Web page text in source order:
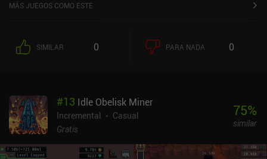
MÁS JUEGOS COMO ESTE
SIMILAR 0 PARA NADA 0
#13 Idle Obelisk Miner
Incremental
Casual
Gratis
75%
similar